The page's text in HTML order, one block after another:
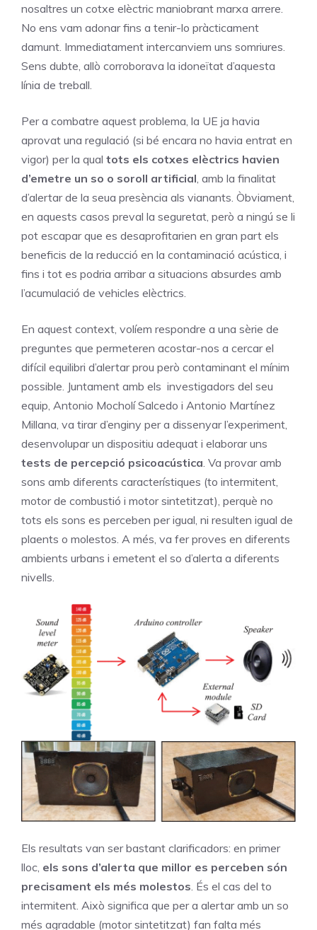
nosaltres un cotxe elèctric maniobrant marxa arrere.
No ens vam adonar fins a tenir-lo pràcticament
damunt. Immediatament intercanviem uns somriures.
Sens dubte, allò corroborava la idoneïtat d’aquesta
línia de treball.
Per a combatre aquest problema, la UE ja havia
aprovat una regulació (si bé encara no havia entrat en
vigor) per la qual tots els cotxes elèctrics havien
d’emetre un so o soroll artificial , amb la finalitat
d’alertar de la seua presència als vianants. Òbviament,
en aquests casos preval la seguretat, però a ningú se li
pot escapar que es desaprofitarien en gran part els
beneficis de la reducció en la contaminació acústica, i
fins i tot es podria arribar a situacions absurdes amb
l’acumulació de vehicles elèctrics.
En aquest context, volíem respondre a una sèrie de
preguntes que permeteren acostar-nos a cercar el
difícil equilibri d’alertar prou però contaminant el mínim
possible. Juntament amb els investigadors del seu
equip, Antonio Mocholí Salcedo i Antonio Martínez
Millana, va tirar d’enginy per a dissenyar l’experiment,
desenvolupar un dispositiu adequat i elaborar uns
tests de percepció psicoacústica . Va provar amb
sons amb diferents característiques (to intermitent,
motor de combustió i motor sintetitzat), perquè no
tots els sons es perceben per igual, ni resulten igual de
plaents o molestos. A més, va fer proves en diferents
ambients urbans i emetent el so d’alerta a diferents
nivells.
Els resultats van ser bastant clarificadors: en primer
lloc, els sons d’alerta que millor es perceben són
precisament els més molestos . És el cas del to
intermitent. Això significa que per a alertar amb un so
més agradable (motor sintetitzat) fan falta més